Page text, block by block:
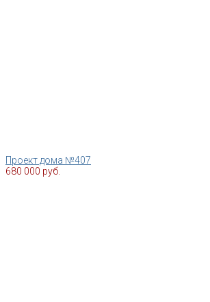
Проект дома №407
680 000 руб.